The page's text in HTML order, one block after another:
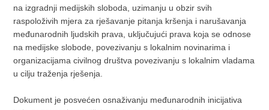
na izgradnji medijskih sloboda, uzimanju u obzir svih
raspoloživih mjera za rješavanje pitanja kršenja i narušavanja
međunarodnih ljudskih prava, uključujući prava koja se odnose
na medijske slobode, povezivanju s lokalnim novinarima i
organizacijama civilnog društva povezivanju s lokalnim vladama
u cilju traženja rješenja.
Dokument je posvećen osnaživanju međunarodnih inicijativa